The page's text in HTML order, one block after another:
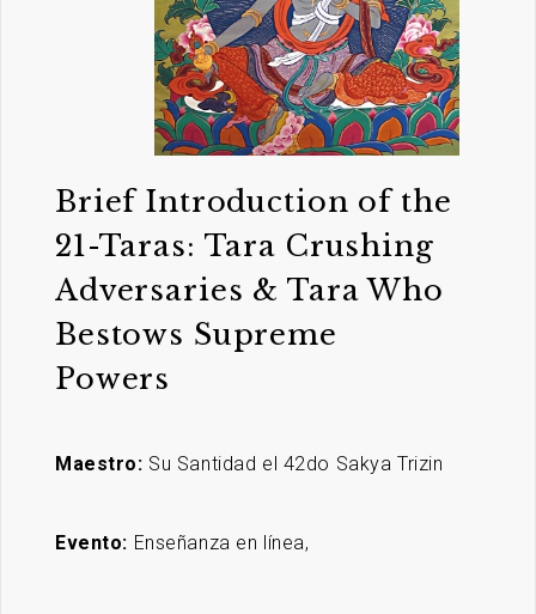
Brief Introduction of the
21-Taras: Tara Crushing
Adversaries & Tara Who
Bestows Supreme
Powers
Maestro: Su Santidad el 42do Sakya Trizin
Evento: Enseñanza en línea,